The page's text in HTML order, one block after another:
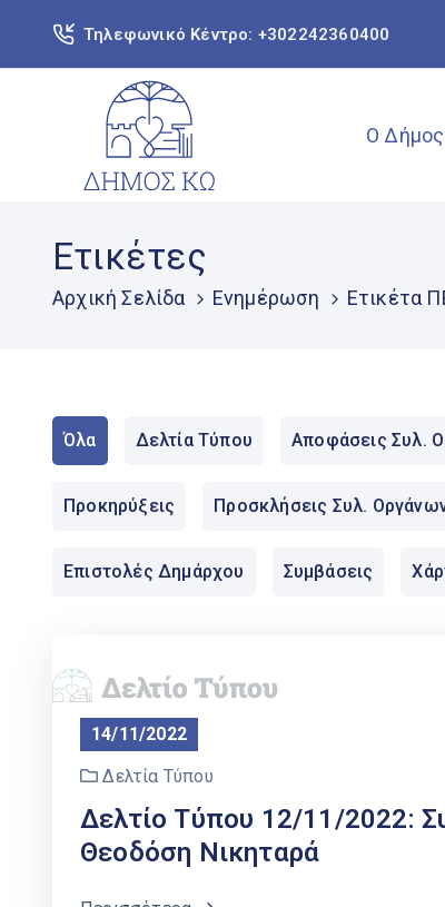
Τηλεφωνικό Κέντρο: +302242360400
Ο Δήμος
Ετικέτες
Αρχική Σελίδα Ενημέρωση Ετικέτα
Όλα Δελτία Τύπου Αποφάσεις Συλ.
Προκηρύξεις Προσκλήσεις Συλ.
Επιστολές Δημάρχου Συμβάσεις
14/11/2022
Δελτία Τύπου
Δελτίο Τύπου 12/11/2022:
Θεοδόση Νικηταρά